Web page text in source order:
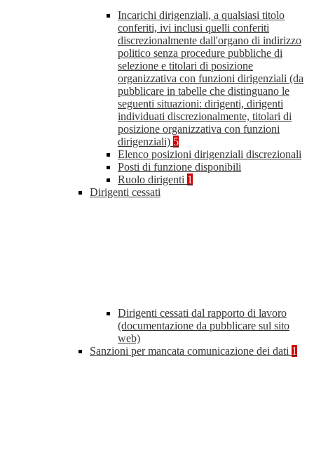
Incarichi dirigenziali, a qualsiasi titolo
conferiti, ivi inclusi quelli conferiti
discrezionalmente dall'organo di indirizzo
politico senza procedure pubbliche di
selezione e titolari di posizione
organizzativa con funzioni dirigenziali (da
pubblicare in tabelle che distinguano le
seguenti situazioni: dirigenti, dirigenti
individuati discrezionalmente, titolari di
posizione organizzativa con funzioni
dirigenziali) 5
Elenco posizioni dirigenziali discrezionali
Posti di funzione disponibili
Ruolo dirigenti 1
Dirigenti cessati
Dirigenti cessati dal rapporto di lavoro
(documentazione da pubblicare sul sito
web)
Sanzioni per mancata comunicazione dei dati 1